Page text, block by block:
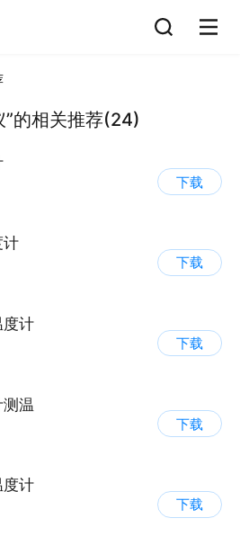
”的相关推荐(24)
下载
下载
计
下载
温
下载
计
下载